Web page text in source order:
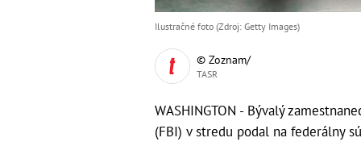
Ilustračné foto (Zdroj: Getty Images)
© Zoznam/
TASR
WASHINGTON - Bývalý
(FBI) v stredu podal na federálny